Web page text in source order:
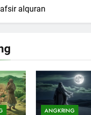
alquran
ANGKRING
Khutbah Idul Fitri di
Rumah
KHUTBAH